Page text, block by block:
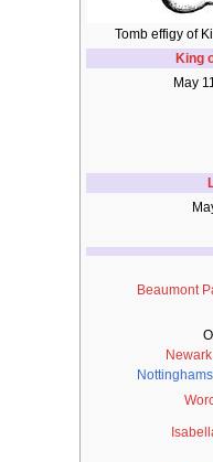
Tomb effigy of
King
Beaumont